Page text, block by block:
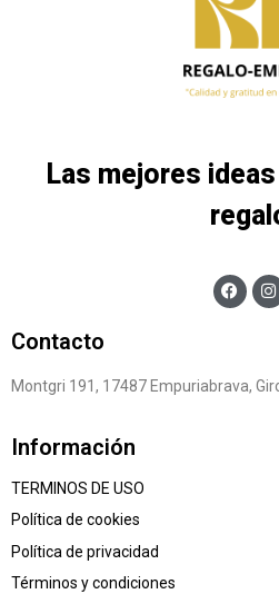
Las mejores
Contacto
Montgri 191, 17487 Empuriabrava,
Información
TERMINOS DE USO
Política de cookies
Política de privacidad
Términos y condiciones